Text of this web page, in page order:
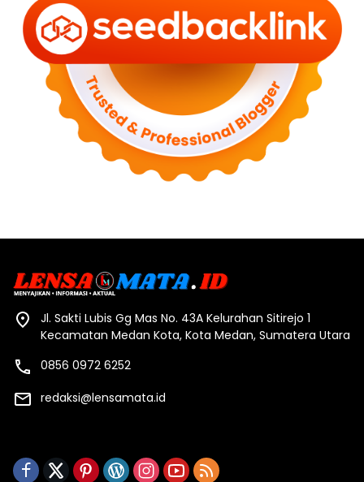
Jl. Sakti Lubis Gg Mas No. 43A Kelurahan Sitirejo 1
Kecamatan Medan Kota, Kota Medan, Sumatera Utara
0856 0972 6252
redaksi@lensamata.id